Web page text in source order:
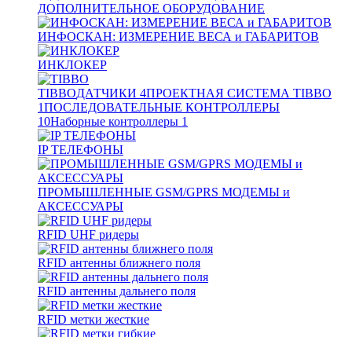
ДОПОЛНИТЕЛЬНОЕ ОБОРУДОВАНИЕ
ИНФОСКАН: ИЗМЕРЕНИЕ ВЕСА и ГАБАРИТОВ
ИНКЛОКЕР
TIBBOДАТЧИКИ 4ПРОЕКТНАЯ СИСТЕМА TIBBO
1ПОСЛЕДОВАТЕЛЬНЫЕ КОНТРОЛЛЕРЫ
10Наборные контроллеры 1
IP ТЕЛЕФОНЫ
ПРОМЫШЛЕННЫЕ GSM/GPRS МОДЕМЫ и
АКСЕССУАРЫ
RFID UHF ридеры
RFID антенны ближнего поля
RFID антенны дальнего поля
RFID метки жесткие